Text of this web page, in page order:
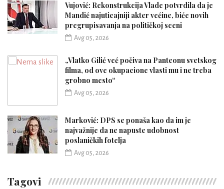
Vujović: Rekonstrukcija Vlade potvrdila da je
Mandić najuticajniji akter većine, biće novih
pregrupisavanja na političkoj sceni
Avg 05, 2026
„Vlatko Gilić već počiva na Panteonu svetskog
filma, od ove okupacione vlasti mu i ne treba
grobno mesto“
Avg 05, 2026
Marković: DPS se ponaša kao da im je
najvažnije da ne napuste udobnost
poslaničkih fotelja
Avg 05, 2026
Tagovi